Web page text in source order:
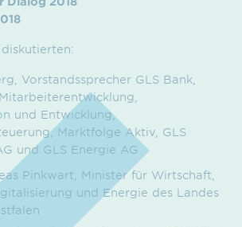
Vorstandssprecher GLS Bank,
und Entwicklung,
Marktfolge Aktiv, GLS
und GLS Energie AG
Pinkwart, Minister für Wirtschaft,
und Energie des Landes